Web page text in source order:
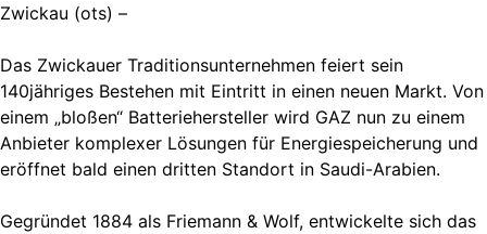
Zwickau (ots) –
Das Zwickauer Traditionsunternehmen feiert sein
140jähriges Bestehen mit Eintritt in einen neuen Markt. Von
einem „bloßen“ Batteriehersteller wird GAZ nun zu einem
Anbieter komplexer Lösungen für Energiespeicherung und
eröffnet bald einen dritten Standort in Saudi-Arabien.
Gegründet 1884 als Friemann & Wolf, entwickelte sich das